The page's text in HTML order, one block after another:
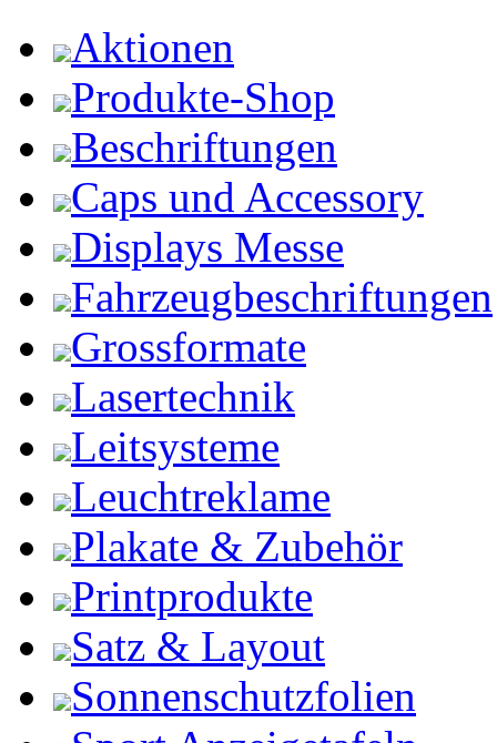
Aktionen
Produkte-Shop
Beschriftungen
Caps und Accessory
Displays Messe
Fahrzeugbeschriftungen
Grossformate
Lasertechnik
Leitsysteme
Leuchtreklame
Plakate & Zubehör
Printprodukte
Satz & Layout
Sonnenschutzfolien